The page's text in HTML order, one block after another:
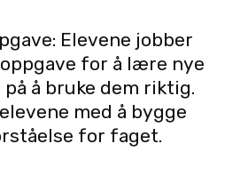
Elevene jobber
for å lære nye
å bruke dem riktig.
med å bygge
for faget.